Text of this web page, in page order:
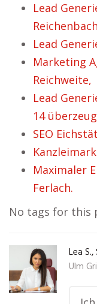
Lead
Lead
Marketing
Reichweite,
Lead
14
SEO
Maximaler
Ferlach.
No tags for this
Lea
Ulm